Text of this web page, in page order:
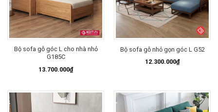
Bộ sofa gỗ góc L cho nhà nhỏ
G185C
13.700.000₫
Bộ sofa gỗ nhỏ gọn góc L G52
12.300.000₫